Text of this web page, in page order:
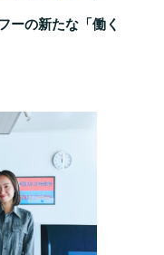
ーの新たな「働く